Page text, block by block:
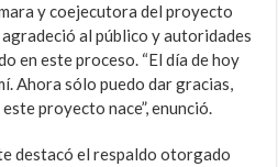
y coejecutora del proyecto
agradeció al público y autoridades
en este proceso. “El día de hoy
Ahora sólo puedo dar gracias,
proyecto nace”, enunció.
destacó el respaldo otorgado